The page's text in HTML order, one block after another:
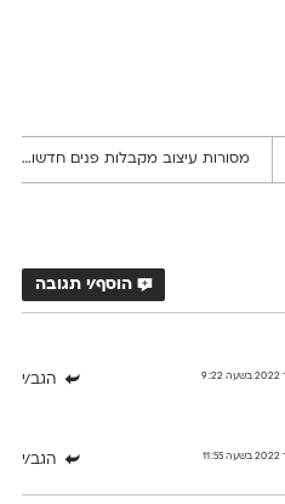
מסורות עיצוב מקבלות פנים חדשות בידיהן של שתי מעצבות עכשוויות
הוסף/י תגובה
הגב/י
הגב/י